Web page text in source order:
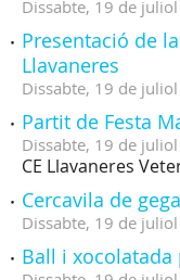
Dissabte, 19 de juliol
Presentació de
Llavaneres
Dissabte, 19 de juliol
Partit de Festa
Dissabte, 19 de juliol
CE Llavaneres
Cercavila de
Dissabte, 19 de juliol
Ball i xocolatada